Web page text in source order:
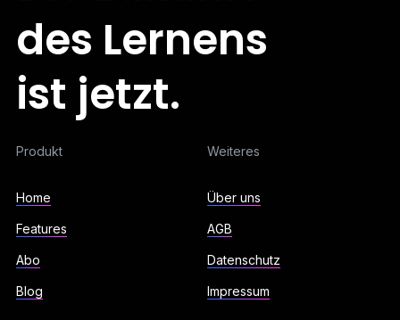
des Lernens
ist jetzt.
Produkt
Home
Features
Abo
Blog
Weiteres
Über uns
AGB
Datenschutz
Impressum